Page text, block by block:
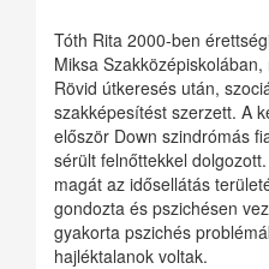
Tóth Rita 2000-ben
Miksa
Rövid útkeresés után,
szakképesítést szerzett. A
először Down szindrómás
sérült felnőttekkel
magát az idősellátás
gondozta és pszichésen
gyakorta pszichés
hajléktalanok voltak.